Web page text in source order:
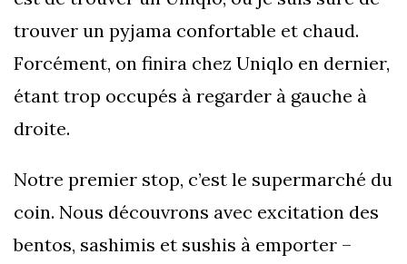
trouver un pyjama confortable et chaud.
Forcément, on finira chez Uniqlo en dernier,
étant trop occupés à regarder à gauche à
droite.
Notre premier stop, c’est le supermarché du
coin. Nous découvrons avec excitation des
bentos, sashimis et sushis à emporter –